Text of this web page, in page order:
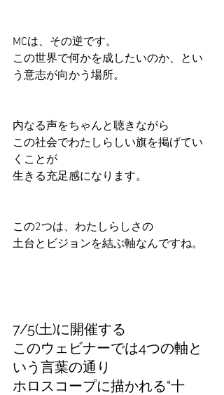
MCは、その逆です。
この世界で何かを成したいのか、とい
う意志が向かう場所。
内なる声をちゃんと聴きながら
この社会でわたしらしい旗を掲げてい
くことが
生きる充足感になります。
この2つは、わたしらしさの
土台とビジョンを結ぶ軸なんですね。
7/5(土)に開催する
このウェビナーでは4つの軸と
いう言葉の通り
ホロスコープに描かれる“十